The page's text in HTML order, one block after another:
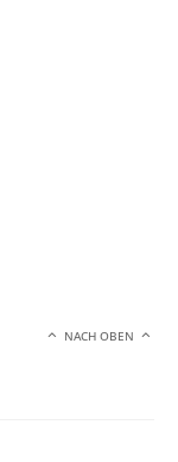
NACH OBEN